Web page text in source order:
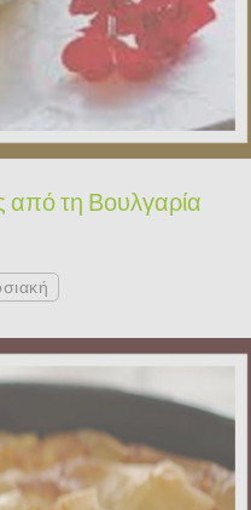
από τη Βουλγαρία